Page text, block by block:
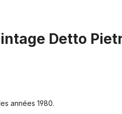
Detto
années 1980.